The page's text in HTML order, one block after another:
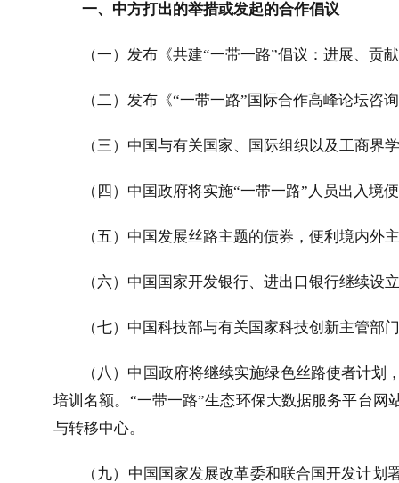
一、中方打出的举措或发起的合作倡议
（一）发布《共建“一带一路”倡议：进展、贡
（二）发布《“一带一路”国际合作高峰论坛咨
（三）中国与有关国家、国际组织以及工商
（四）中国政府将实施“一带一路”人员出入境
（五）中国发展丝路主题的债券，便利境内外
（六）中国国家开发银行、进出口银行继续设
（七）中国科技部与有关国家科技创新主管部
（八）中国政府将继续实施绿色丝路使者计
培训名额。“一带一路”生态环保大数据服务平台
与转移中心。
（九）中国国家发展改革委和联合国开发计